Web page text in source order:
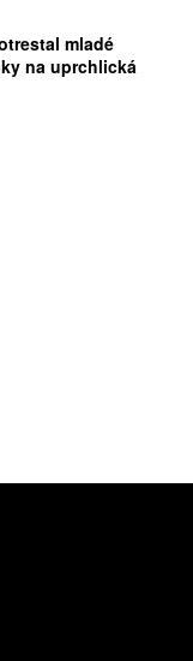
mladé
na uprchlická